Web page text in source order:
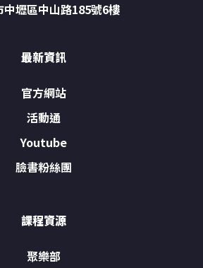
中壢區中山路185號6樓
最新資訊
官方網站
活動通
Youtube
臉書粉絲團
課程資源
聚樂部